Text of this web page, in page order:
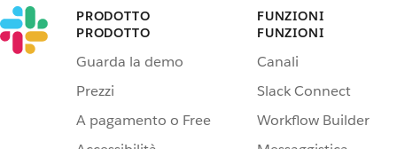
PRODOTTO
PRODOTTO
Guarda la demo
Prezzi
A pagamento o Free
FUNZIONI
FUNZIONI
Canali
Slack Connect
Workflow Builder